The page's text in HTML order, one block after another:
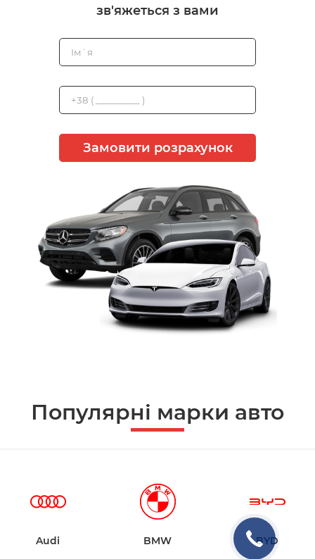
зв'яжеться з вами
Замовити розрахунок
Популярні марки авто
Audi BMW BYD